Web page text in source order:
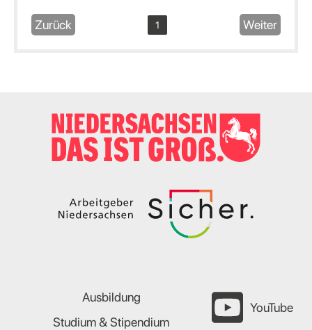
Zurück 1 Weiter
Ausbildung
Studium & Stipendium
YouTube